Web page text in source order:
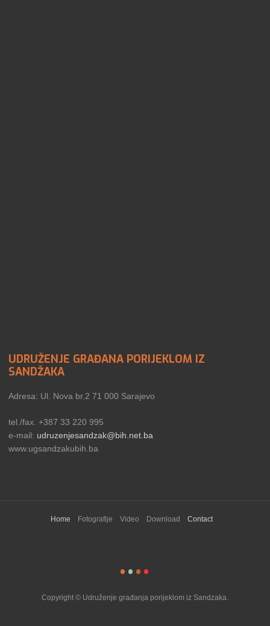
UDRUŽENJE GRAĐANA PORIJEKLOM IZ
SANDŽAKA
Adresa: Ul. Nova br.2 71 000 Sarajevo
tel./fax. +387 33 220 995
e-mail: udruzenjesandzak@bih.net.ba
www.ugsandzakubih.ba
Home Fotografije Video Download Contact
Copyright © Udruženje građanja porijeklom iz Sandzaka.